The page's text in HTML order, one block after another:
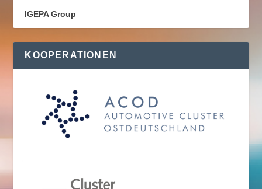
IGEPA Group
KOOPERATIONEN